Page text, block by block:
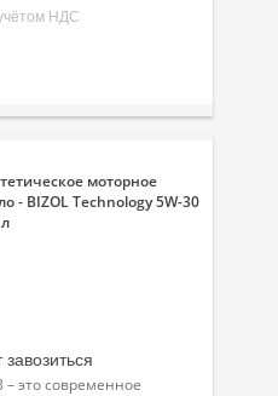
НДС
моторное
- BIZOL Technology 5W-30
– это современное